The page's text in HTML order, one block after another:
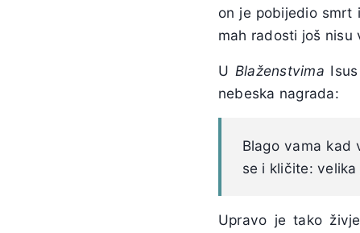
on je pobijedio smrt
mah radosti još nisu
U Blaženstvima
nebeska nagrada:
Blago vama kad
se i kličite: velika
Upravo je tako